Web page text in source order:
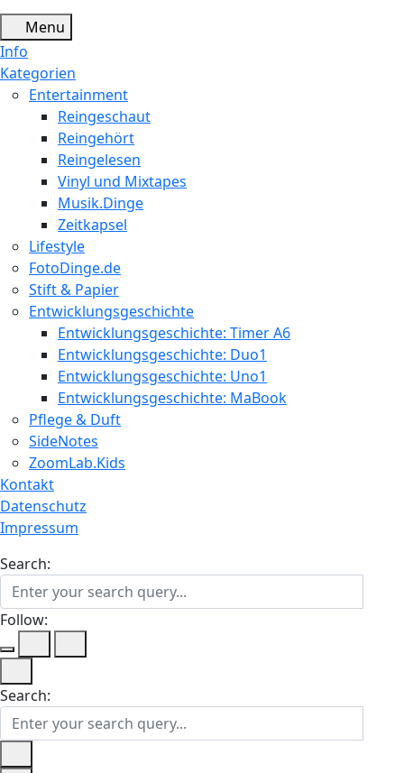
Menu
Info
Kategorien
Entertainment
Reingeschaut
Reingehört
Reingelesen
Vinyl und Mixtapes
Musik.Dinge
Zeitkapsel
Lifestyle
FotoDinge.de
Stift & Papier
Entwicklungsgeschichte
Entwicklungsgeschichte: Timer A6
Entwicklungsgeschichte: Duo1
Entwicklungsgeschichte: Uno1
Entwicklungsgeschichte: MaBook
Pflege & Duft
SideNotes
ZoomLab.Kids
Kontakt
Datenschutz
Impressum
Search:
Follow:
Search: